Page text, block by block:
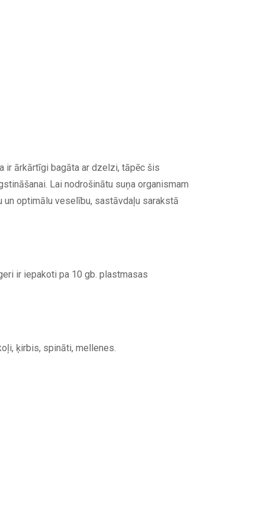
ir ārkārtīgi bagāta ar dzelzi, tāpēc šis
Lai nodrošinātu suņa organismam
un optimālu veselību, sastāvdaļu sarakstā
ir iepakoti pa 10 gb. plastmasas
ķirbis, spināti, mellenes.